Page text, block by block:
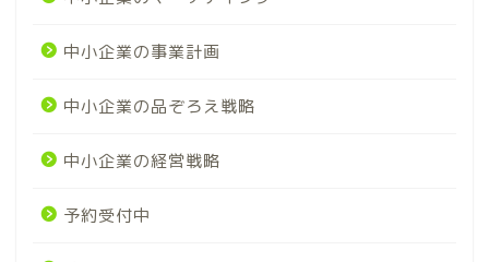
中小企業の事業計画
中小企業の品ぞろえ戦略
中小企業の経営戦略
予約受付中